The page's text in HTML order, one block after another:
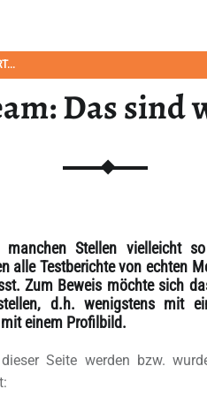
Das sind
manchen Stellen vielleicht
alle Testberichte von echten
Zum Beweis möchte sich
d.h. wenigstens mit
einem Profilbild.
Seite werden bzw.